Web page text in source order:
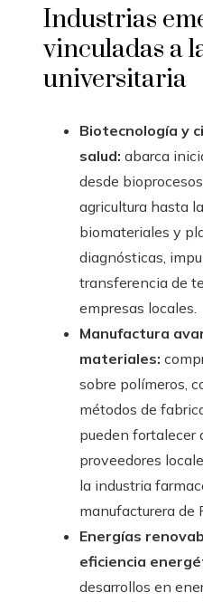
Industrias
vinculadas a
universitaria
Biotecnología y
salud: abarca
desde
agricultura hasta
biomateriales y
diagnósticas,
transferencia de
empresas locales.
Manufactura
materiales:
sobre polímeros,
métodos de
pueden fortalecer
proveedores
la industria
manufacturera de
Energías
eficiencia
desarrollos en